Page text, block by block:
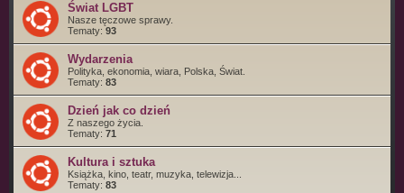
Świat LGBT
Nasze tęczowe sprawy.
Tematy: 93
Wydarzenia
Polityka, ekonomia, wiara, Polska, Świat.
Tematy: 83
Dzień jak co dzień
Z naszego życia.
Tematy: 71
Kultura i sztuka
Książka, kino, teatr, muzyka, telewizja...
Tematy: 83